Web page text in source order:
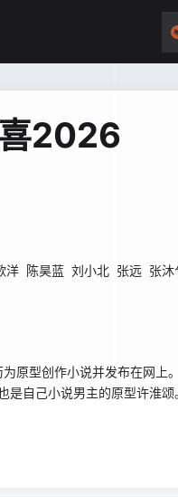
2026
洋 陈昊蓝 刘小北 张远 张沐
原型创作小说并发布在网
是自己小说男主的原型许淮